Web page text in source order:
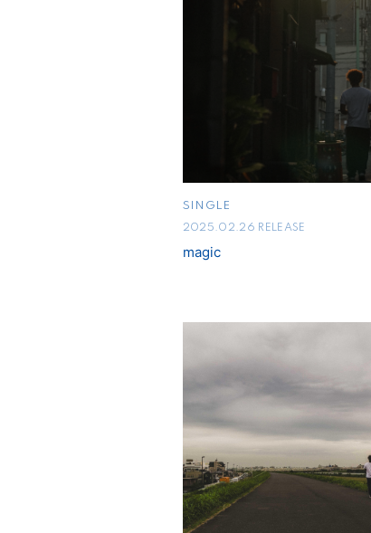
SINGLE
2025.02.26 RELEASE
magic